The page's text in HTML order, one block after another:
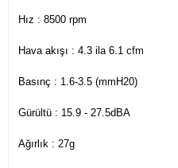
Hız : 8500 rpm
Hava akışı : 4.3 ila 6.1 cfm
Basınç : 1.6-3.5 (mmH20)
Gürültü : 15.9 - 27.5dBA
Ağırlık : 27g